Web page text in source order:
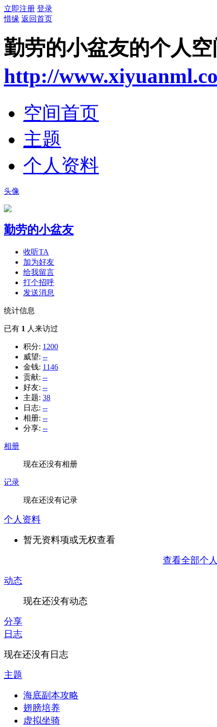
立即注册 登录
惜缘 返回首页
勤劳的小盆友的个人空
http://
空间首页
主题
个人资料
头像
勤劳的小盆友
收听TA
加为好友
给我留言
打个招呼
发送消息
统计信息
已有 1 人来访过
积分: 1200
威望: --
金钱: 1146
贡献: --
好友: --
主题: 38
日志: --
相册: --
分享: --
相册
现在还没有相册
记录
现在还没有记录
个人资料
暂无资料项或无权查看
查看全部个
动态
现在还没有动态
分享
日志
现在还没有日志
主题
海底副本攻略
翅膀培养
虚拟坐骑